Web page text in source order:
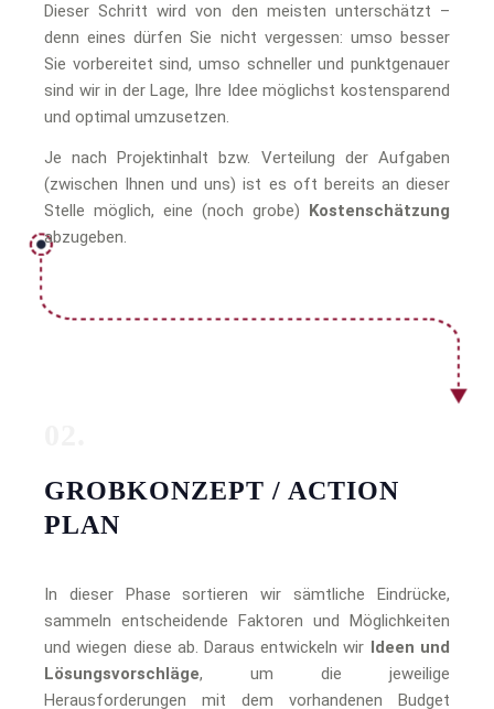
Dieser Schritt wird von den meisten unterschätzt –
denn eines dürfen Sie nicht vergessen: umso besser
Sie vorbereitet sind, umso schneller und punktgenauer
sind wir in der Lage, Ihre Idee möglichst kostensparend
und optimal umzusetzen.
Je nach Projektinhalt bzw. Verteilung der Aufgaben
(zwischen Ihnen und uns) ist es oft bereits an dieser
Stelle möglich, eine (noch grobe) Kostenschätzung
abzugeben.
GROBKONZEPT / ACTION
PLAN
In dieser Phase sortieren wir sämtliche Eindrücke,
sammeln entscheidende Faktoren und Möglichkeiten
und wiegen diese ab. Daraus entwickeln wir Ideen und
Lösungsvorschläge, um die jeweilige
Herausforderungen mit dem vorhandenen Budget